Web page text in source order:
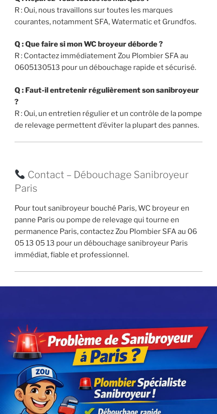
R : Oui, nous travaillons sur toutes les marques
courantes, notamment SFA, Watermatic et Grundfos.
Q : Que faire si mon WC broyeur déborde ?
R : Contactez immédiatement Zou Plombier SFA au
0605130513 pour un débouchage rapide et sécurisé.
Q : Faut-il entretenir régulièrement son sanibroyeur
?
R : Oui, un entretien régulier et un contrôle de la pompe
de relevage permettent d’éviter la plupart des pannes.
Contact – Débouchage Sanibroyeur
Paris
Pour tout sanibroyeur bouché Paris, WC broyeur en
panne Paris ou pompe de relevage qui tourne en
permanence Paris, contactez Zou Plombier SFA au 06
05 13 05 13 pour un débouchage sanibroyeur Paris
immédiat, fiable et professionnel.